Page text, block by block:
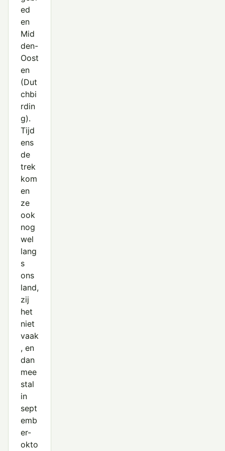
ed
en
Mid
den-
Oost
en
(Dut
chbi
rdin
g).
Tijd
ens
de
trek
kom
en
ze
ook
nog
wel
lang
s
ons
land,
zij
het
niet
vaak
, en
dan
mee
stal
in
sept
emb
er-
okto